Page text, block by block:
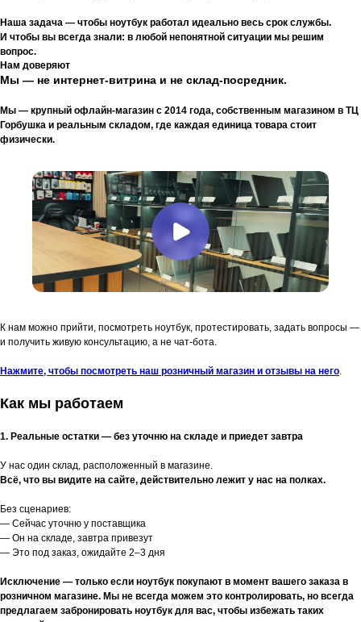
Наша задача — чтобы ноутбук работал идеально весь срок службы.
И чтобы вы всегда знали: в любой непонятной ситуации мы решим
вопрос.
Нам доверяют
Мы — не интернет-витрина и не склад-посредник.
Мы — крупный офлайн-магазин с 2014 года, собственным магазином в ТЦ
Горбушка и реальным складом, где каждая единица товара стоит
физически.
К нам можно прийти, посмотреть ноутбук, протестировать, задать вопросы —
и получить живую консультацию, а не чат-бота.
Нажмите, чтобы посмотреть наш розничный магазин и отзывы на него.
Как мы работаем
1. Реальные остатки — без уточню на складе и приедет завтра
У нас один склад, расположенный в магазине.
Всё, что вы видите на сайте, действительно лежит у нас на полках.
Без сценариев:
— Сейчас уточню у поставщика
— Он на складе, завтра привезут
— Это под заказ, ожидайте 2–3 дня
Исключение — только если ноутбук покупают в момент вашего заказа в
розничном магазине. Мы не всегда можем это контролировать, но всегда
предлагаем забронировать ноутбук для вас, чтобы избежать таких